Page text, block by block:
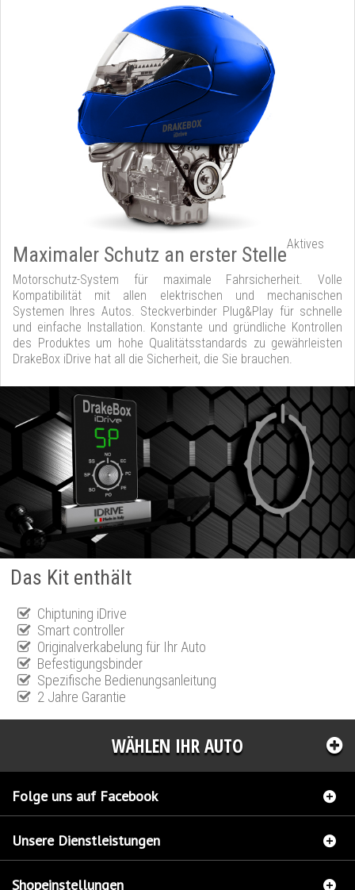
Maximaler Schutz an erster StelleAktives
Motorschutz-System für maximale Fahrsicherheit. Volle
Kompatibilität mit allen elektrischen und mechanischen
Systemen Ihres Autos. Steckverbinder Plug&Play für schnelle
und einfache Installation. Konstante und gründliche Kontrollen
des Produktes um hohe Qualitätsstandards zu gewährleisten
DrakeBox iDrive hat all die Sicherheit, die Sie brauchen.
Das Kit enthält
Chiptuning iDrive
Smart controller
Originalverkabelung für Ihr Auto
Befestigungsbinder
Spezifische Bedienungsanleitung
2 Jahre Garantie
WÄHLEN IHR AUTO
Folge uns auf Facebook
Unsere Dienstleistungen
Shopeinstellungen